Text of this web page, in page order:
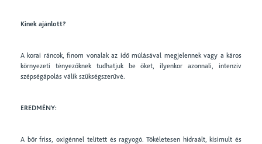
Kinek ajánlott?
A korai ráncok, finom vonalak az idő múlásával megjelennek vagy a káros
környezeti tényezőknek tudhatjuk be őket, ilyenkor azonnali, intenzív
szépségápolás válik szükségszerűvé.
EREDMÉNY:
A bőr friss, oxigénnel telített és ragyogó. Tökéletesen hidraált, kisimult és